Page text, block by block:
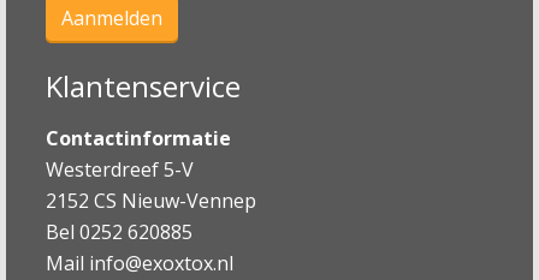
Klantenservice
Contactinformatie
Westerdreef 5-V
2152 CS Nieuw-Vennep
Bel 0252 620885
Mail info@exoxtox.nl